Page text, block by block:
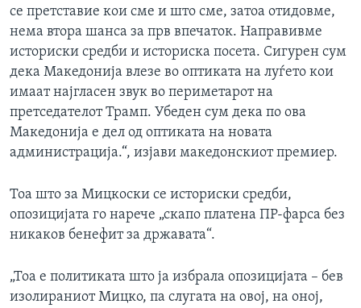
се претставие кои сме и што сме, затоа отидовме,
нема втора шанса за прв впечаток. Направивме
историски средби и историска посета. Сигурен сум
дека Македонија влезе во оптиката на луѓето кои
имаат најгласен звук во периметарот на
претседателот Трамп. Убеден сум дека по ова
Македонија е дел од оптиката на новата
администрација.“, изјави македонскиот премиер.
Тоа што за Мицкоски се историски средби,
опозицијата го нарече „скапо платена ПР-фарса без
никаков бенефит за државата“.
„Тоа е политиката што ја избрала опозицијата – бев
изолираниот Мицко, па слугата на овој, на оној,